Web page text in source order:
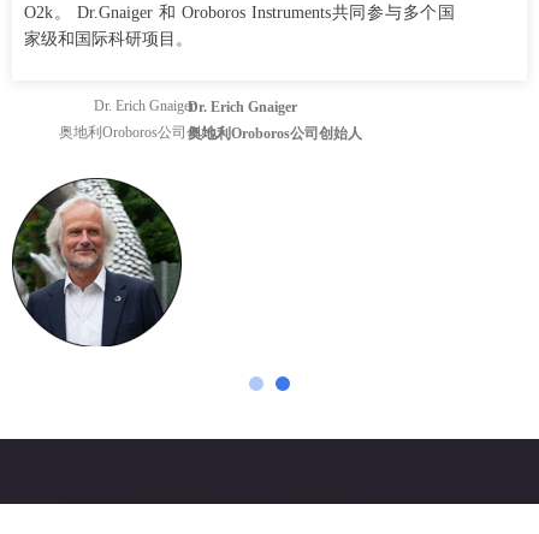
实验结果转化能力受限。
Dr. Erich Gnaiger
奥地利Oroboros公司创始人